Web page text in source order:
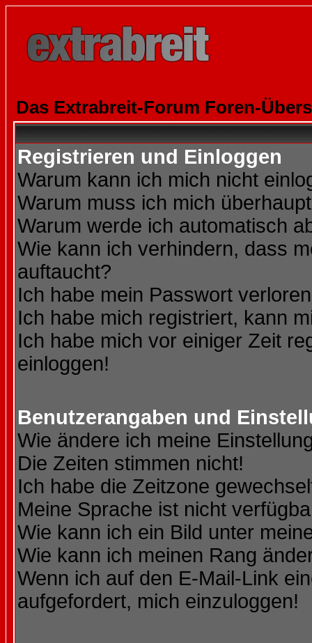
Das Extrabreit-Forum Foren-
Registrieren und Einloggen
Warum kann ich mich nicht
Warum muss ich mich
Warum werde ich automatisch
Wie kann ich verhindern, dass
auftaucht?
Ich habe mein Passwort
Ich habe mich registriert, kann
Ich habe mich vor einiger Zeit
einloggen!
Benutzerangaben und
Wie ändere ich meine
Die Zeiten stimmen nicht!
Ich habe die Zeitzone
Meine Sprache ist nicht
Wie kann ich ein Bild unter
Wie kann ich meinen Rang
Wenn ich auf den E-Mail-Link
aufgefordert, mich einzuloggen!